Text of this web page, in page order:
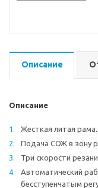
Описание
Описание
Жесткая литая рама.
Подача СОЖ в зону
Три скорости
Автоматический
бесступенчатым